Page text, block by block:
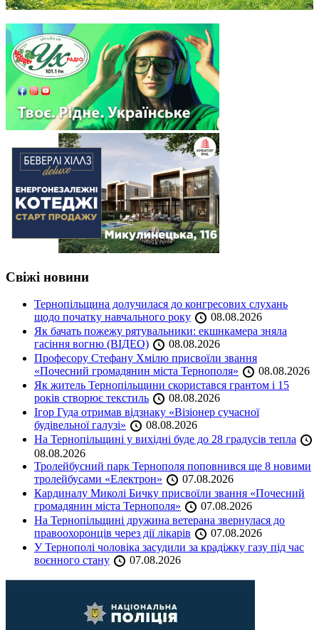
Свіжі новини
Тернопільщина долучилася до конгресових слухань
щодо початку навчального року
08.08.2026
Як бачать пожежу рятувальники: екшнкамера зняла
гасіння вогню (ВІДЕО)
08.08.2026
Професору Стефану Хмілю присвоїли звання
«Почесний громадянин міста Тернополя»
08.08.2026
Як житель Тернопільщини скористався грантом і 15
років створює текстиль
08.08.2026
Ігор Гуда отримав відзнаку «Візіонер сучасної
будівельної галузі»
08.08.2026
На Тернопільщині у вихідні буде до 28 градусів тепла
08.08.2026
Тролейбусний парк Тернополя поповнився ще 8 новими
тролейбусами «Електрон»
07.08.2026
Кардиналу Миколі Бичку присвоїли звання «Почесний
громадянин міста Тернополя»
07.08.2026
На Тернопільщині дружина ветерана звернулася до
правоохоронців через дії лікарів
07.08.2026
У Тернополі чоловіка засудили за крадіжку газу під час
воєнного стану
07.08.2026